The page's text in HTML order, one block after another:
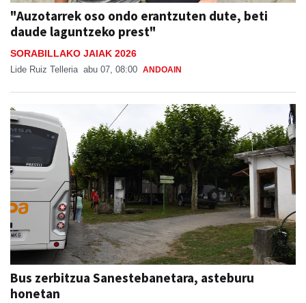
"Auzotarrek oso ondo erantzuten dute, beti
daude laguntzeko prest"
SORABILLAKO JAIAK 2026
Lide Ruiz Telleria abu 07, 08:00 ANDOAIN
Bus zerbitzua Sanestebanetara, asteburu
honetan